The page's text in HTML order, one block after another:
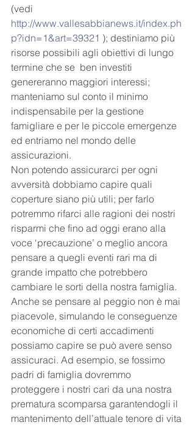
(vedi
http://www.vallesabbianews.it/index.ph
p?idn=1&art=39321 ); destiniamo più
risorse possibili agli obiettivi di lungo
termine che se  ben investiti
genereranno maggiori interessi;
manteniamo sul conto il minimo
indispensabile per la gestione
famigliare e per le piccole emergenze
ed entriamo nel mondo delle
assicurazioni.
Non potendo assicurarci per ogni
avversità dobbiamo capire quali
coperture siano più utili; per farlo
potremmo rifarci alle ragioni dei nostri
risparmi che fino ad oggi erano alla
voce ‘precauzione’ o meglio ancora
pensare a quegli eventi rari ma di
grande impatto che potrebbero
cambiare le sorti della nostra famiglia.
Anche se pensare al peggio non è mai
piacevole, simulando le conseguenze
economiche di certi accadimenti
possiamo capire se può avere senso
assicuraci. Ad esempio, se fossimo
padri di famiglia dovremmo
proteggere i nostri cari da una nostra
prematura scomparsa garantendogli il
mantenimento dell’attuale tenore di vita